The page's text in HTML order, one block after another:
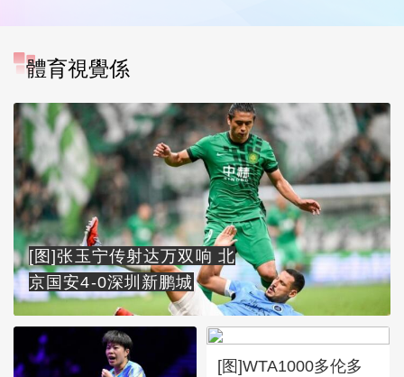
體育視覺係
[图]张玉宁传射达万双响 北
京国安4-0深圳新鹏城
[图]WTA1000多伦多